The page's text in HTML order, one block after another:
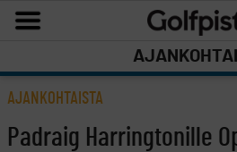
AJANKOHTAISTA
Padraig Harringtonille